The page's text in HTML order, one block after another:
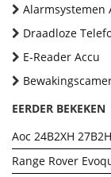
Alarmsystemen
Draadloze
E-Reader Accu
EERDER BEKEKEN
Aoc 24B2XH
Range Rover